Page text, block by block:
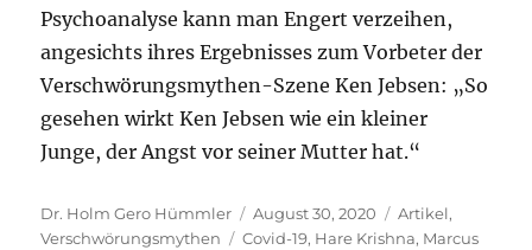
Psychoanalyse kann man Engert verzeihen,
angesichts ihres Ergebnisses zum Vorbeter der
Verschwörungsmythen-Szene Ken Jebsen: „So
gesehen wirkt Ken Jebsen wie ein kleiner
Junge, der Angst vor seiner Mutter hat.“
Autor
Dr. Holm Gero Hümmler
Veröffentlicht
am
August 30, 2020 Kategorien
Artikel,
Verschwörungsmythen
Schlagwörter
Covid-19, Hare Krishna, Marcus